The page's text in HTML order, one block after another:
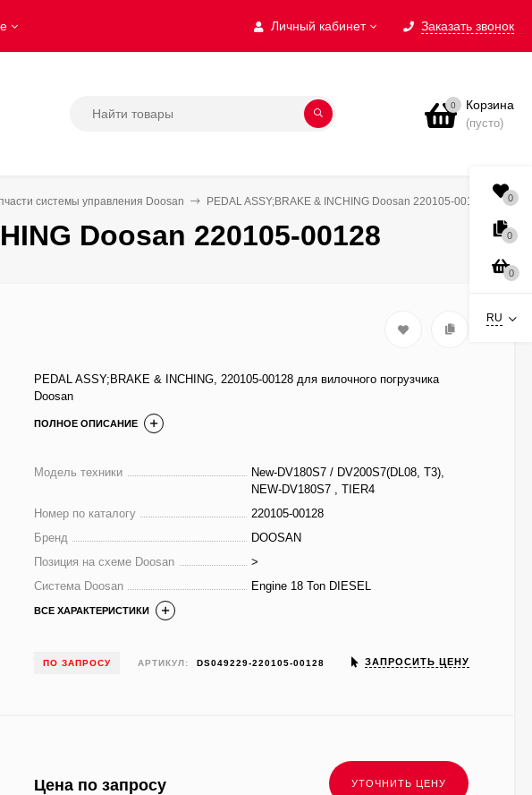
Личный кабинет Заказать звонок
0 Корзина
(пусто)
системы управления Doosan PEDAL ASSY;BRAKE & INCHING Doosan 220105-00128
Doosan 220105-00128
PEDAL ASSY;BRAKE & INCHING, 220105-00128 для вилочного погрузчика
Doosan
ПОЛНОЕ ОПИСАНИЕ
Модель техники
New-DV180S7 / DV200S7(DL08, T3),
NEW-DV180S7 , TIER4
Номер по каталогу
220105-00128
Бренд
DOOSAN
Позиция на схеме Doosan
>
Система Doosan
Engine 18 Ton DIESEL
ВСЕ ХАРАКТЕРИСТИКИ
ПО ЗАПРОСУ АРТИКУЛ: DS049229-220105-00128 ЗАПРОСИТЬ ЦЕНУ
Цена по запросу
0
0
0
RU